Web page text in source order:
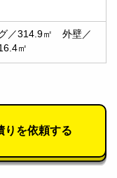
／314.9㎡　外壁／
㎡
りを依頼する